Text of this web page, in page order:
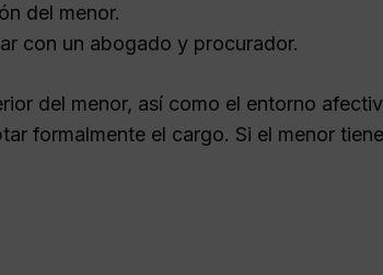
del menor.
con un abogado y procurador.
del menor, así como el entorno
formalmente el cargo. Si el menor